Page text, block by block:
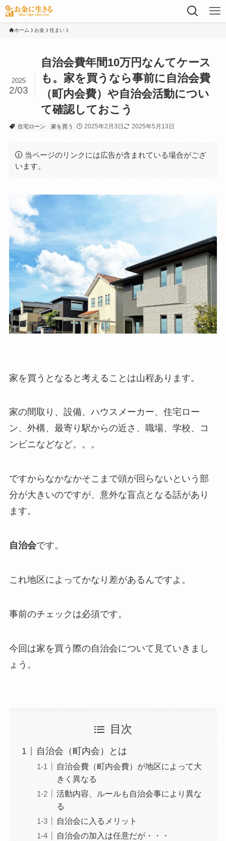
ホーム お金 住まい
自治会費年間10万円なんてケース
も。家を買うなら事前に自治会費
（町内会費）や自治会活動につい
て確認しておこう
2025
2/03
住宅ローン 家を買う 2025年2月3日 2025年5月13日
当ページのリンクには広告が含まれている場合がござ
います。
家を買うとなると考えることは山程あります。
家の間取り、設備、ハウスメーカー、住宅ロー
ン、外構、最寄り駅からの近さ、職場、学校、コ
ンビニなどなど。。。
ですからなかなかそこまで頭が回らないという部
分が大きいのですが、意外な盲点となる話があり
ます。
自治会です。
これ地区によってかなり差があるんですよ。
事前のチェックは必須です。
今回は家を買う際の自治会について見ていきまし
ょう。
目次
自治会（町内会）とは
自治会費（町内会費）が地区によって大
きく異なる
活動内容、ルールも自治会事により異な
る
自治会に入るメリット
自治会の加入は任意だが・・・